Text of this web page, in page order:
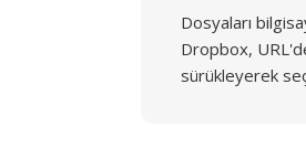
Dosyaları
Dropbox,
sürükleyerek